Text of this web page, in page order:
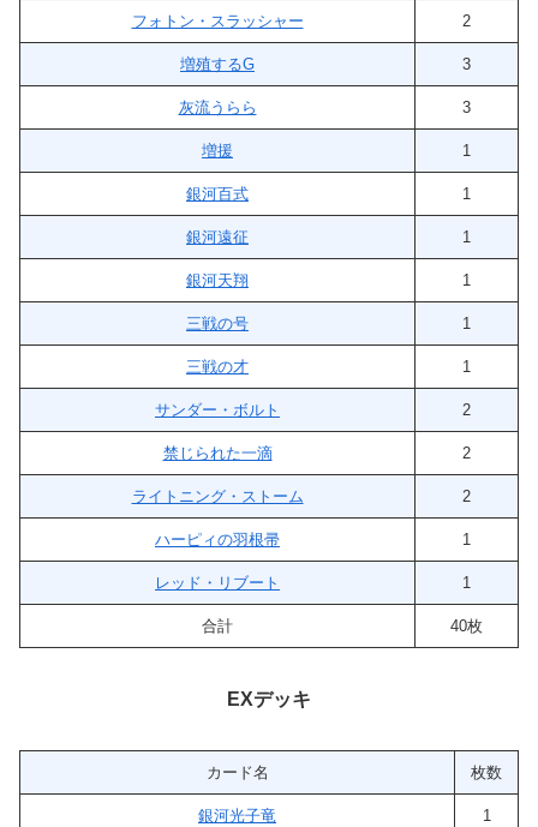
フォトン・スラッシャー 2
増殖するG 3
灰流うらら 3
増援 1
銀河百式 1
銀河遠征 1
銀河天翔 1
三戦の号 1
三戦の才 1
サンダー・ボルト 2
禁じられた一滴 2
ライトニング・ストーム 2
ハーピィの羽根帚 1
レッド・リブート 1
合計 40枚
EXデッキ
カード名 枚数
銀河光子竜 1